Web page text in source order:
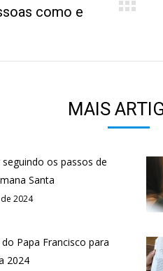
como e
MAIS
os passos de
Santa
2024
Papa Francisco para
2024